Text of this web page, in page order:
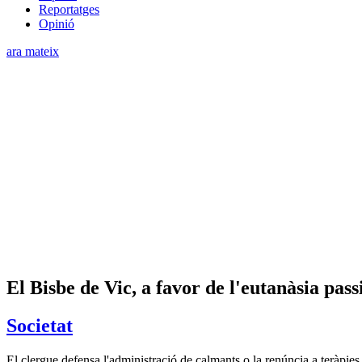
Reportatges
Opinió
ara mateix
El Bisbe de Vic, a favor de l'eutanàsia
Societat